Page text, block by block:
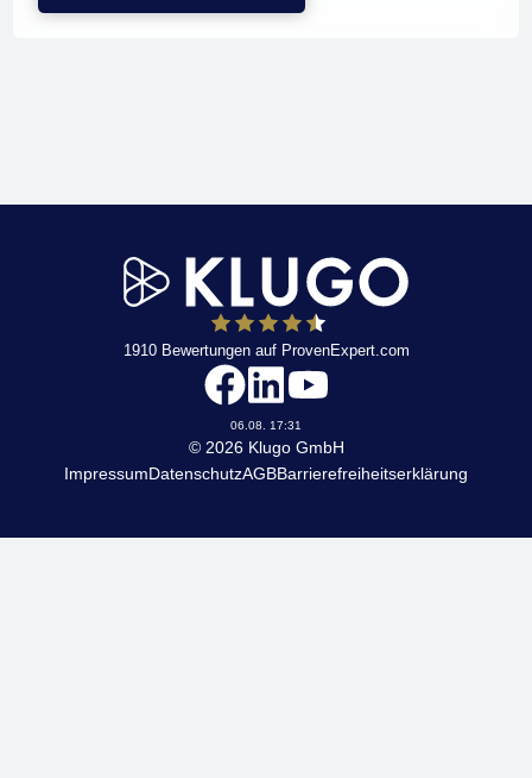
KLUGO
1910Bewertungen auf ProvenExpert.com
06.08. 17:31
© 2026 Klugo GmbH
ImpressumDatenschutzAGBBarrierefreiheitserklärung